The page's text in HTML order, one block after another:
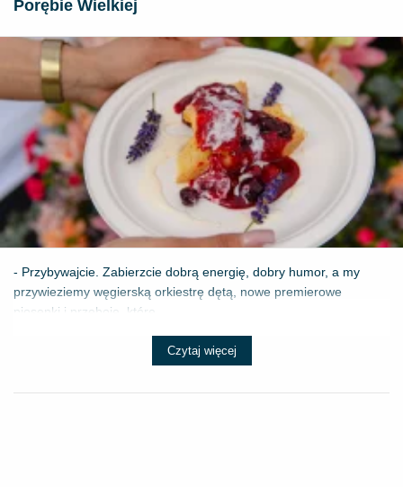
Porębie Wielkiej
- Przybywajcie. Zabierzcie dobrą energię, dobry humor, a my
przywieziemy węgierską orkiestrę dętą, nowe premierowe
piosenki i przeboje, które ...
Czytaj więcej